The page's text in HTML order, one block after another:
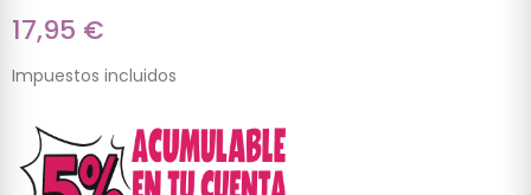
17,95 €
Impuestos incluidos